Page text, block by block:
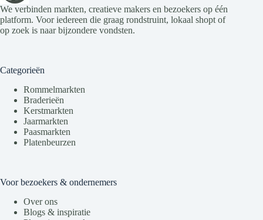
We verbinden markten, creatieve makers en bezoekers op één
platform. Voor iedereen die graag rondstruint, lokaal shopt of
op zoek is naar bijzondere vondsten.
Categorieën
Rommelmarkten
Braderieën
Kerstmarkten
Jaarmarkten
Paasmarkten
Platenbeurzen
Voor bezoekers & ondernemers
Over ons
Blogs & inspiratie